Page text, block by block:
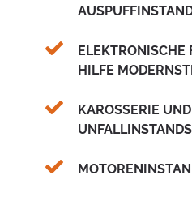
ELEKTRONISCHE
HILFE
KAROSSERIE UND